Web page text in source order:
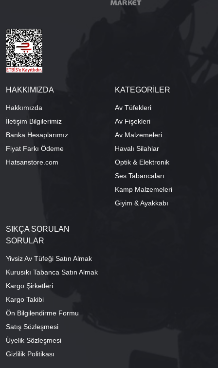
HAKKIMIZDA
Hakkımızda
İletişim Bilgilerimiz
Banka Hesaplarımız
Fiyat Farkı Ödeme
Hatsanstore.com
KATEGORİLER
Av Tüfekleri
Av Fişekleri
Av Malzemeleri
Havalı Silahlar
Optik & Elektronik
Ses Tabancaları
Kamp Malzemeleri
Giyim & Ayakkabı
SIKÇA SORULAN
SORULAR
Yivsiz Av Tüfeği Satın Almak
Kurusıkı Tabanca Satın Almak
Kargo Şirketleri
Kargo Takibi
Ön Bilgilendirme Formu
Satış Sözleşmesi
Üyelik Sözleşmesi
Gizlilik Politikası